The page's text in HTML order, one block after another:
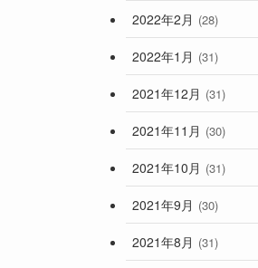
2022年2月 (28)
2022年1月 (31)
2021年12月 (31)
2021年11月 (30)
2021年10月 (31)
2021年9月 (30)
2021年8月 (31)